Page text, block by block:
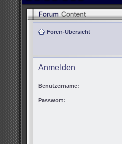
Foren-Übersicht
Anmelden
Benutzername:
Passwort: